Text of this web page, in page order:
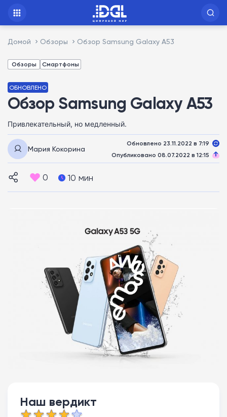
Домой Обзоры Обзор Samsung Galaxy A53
Обзоры Смартфоны
ОБНОВЛЕНО
Обзор Samsung Galaxy A53
Привлекательный, но медленный.
Мария Кокорина
Обновлено 23.11.2022 в 7:19
Опубликовано 08.07.2022 в 12:15
0 10 мин
Наш вердикт